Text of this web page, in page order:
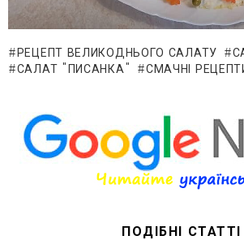
РЕЦЕПТ ВЕЛИКОДНЬОГО САЛАТУ
САЛАТ "ПИСАНКА"
СМАЧНІ
ПОДІБНІ СТАТТІ